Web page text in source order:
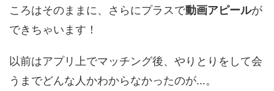
ころはそのままに、さらにプラスで動画アピールが
できちゃいます！
以前はアプリ上でマッチング後、やりとりをして会
うまでどんな人かわからなかったのが…。